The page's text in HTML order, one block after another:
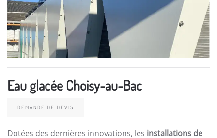
Eau glacée Choisy-au-Bac
DEMANDE DE DEVIS
Dotées des dernières innovations, les installations de